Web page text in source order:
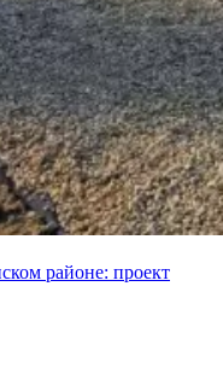
районе: проект